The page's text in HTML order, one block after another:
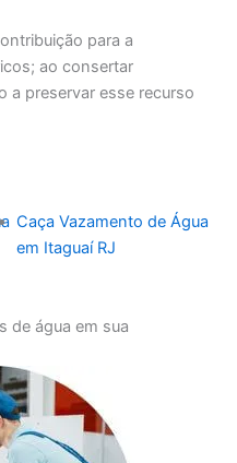
para a
ao consertar
a preservar esse recurso
Caça Vazamento de Água
em Itaguaí RJ
de água em sua